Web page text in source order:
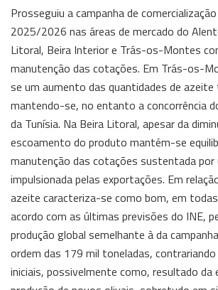
Prosseguiu a campanha de
2025/2026 nas áreas de mercado do
Litoral, Beira Interior e Trás-os-Montes
manutenção das cotações. Em Trás-os-
se um aumento das quantidades de azeite
mantendo-se, no entanto a concorrência
da Tunísia. Na Beira Litoral, apesar da
escoamento do produto mantém-se
manutenção das cotações sustentada por
impulsionada pelas exportações. Em
azeite caracteriza-se como bom, em
acordo com as últimas previsões do INE,
produção global semelhante à da
ordem das 179 mil toneladas,
iniciais, possivelmente como, resultado da